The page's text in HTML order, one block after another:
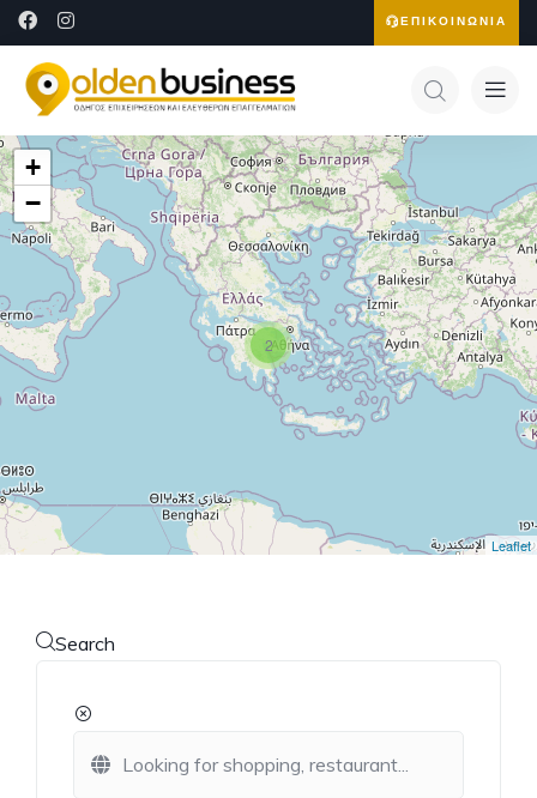
ΕΠΙΚΟΙΝΩΝΙΑ
2
+
−
Leaflet
Search